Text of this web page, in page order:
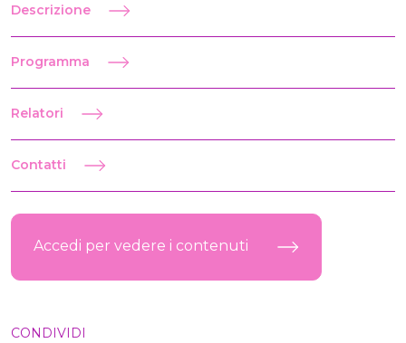
Descrizione
Programma
Relatori
Contatti
Accedi per vedere i contenuti
CONDIVIDI